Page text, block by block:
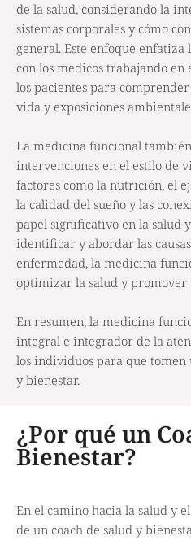
de la salud, considerando la
sistemas corporales y cómo
general. Este enfoque
con los medicos trabajando en
los pacientes para
vida y exposiciones
La medicina funcional
intervenciones en el estilo de
factores como la nutrición, el
la calidad del sueño y las
papel significativo en la salud
identificar y abordar las
enfermedad, la medicina
optimizar la salud y promover
En resumen, la medicina
integral e integrador de la
los individuos para que tomen
y bienestar.
¿Por qué un
Bienestar?
En el camino hacia la salud y
de un coach de salud y